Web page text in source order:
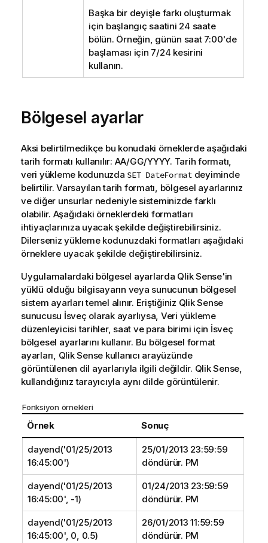
Başka bir deyişle farkı oluşturmak
için başlangıç saatini 24 saate
bölün. Örneğin, günün saat 7:00'de
başlaması için 7/24 kesirini
kullanın.
Bölgesel ayarlar
Aksi belirtilmedikçe bu konudaki örneklerde aşağıdaki
tarih formatı kullanılır: AA/GG/YYYY. Tarih formatı,
veri yükleme kodunuzda SET DateFormatdeyiminde
belirtilir. Varsayılan tarih formatı, bölgesel ayarlarınız
ve diğer unsurlar nedeniyle sisteminizde farklı
olabilir. Aşağıdaki örneklerdeki formatları
ihtiyaçlarınıza uyacak şekilde değiştirebilirsiniz.
Dilerseniz yükleme kodunuzdaki formatları aşağıdaki
örneklere uyacak şekilde değiştirebilirsiniz.
Uygulamalardaki bölgesel ayarlarda Qlik Sense'in
yüklü olduğu bilgisayarın veya sunucunun bölgesel
sistem ayarları temel alınır. Eriştiğiniz Qlik Sense
sunucusu İsveç olarak ayarlıysa, Veri yükleme
düzenleyicisi tarihler, saat ve para birimi için İsveç
bölgesel ayarlarını kullanır. Bu bölgesel format
ayarları, Qlik Sense kullanıcı arayüzünde
görüntülenen dil ayarlarıyla ilgili değildir. Qlik Sense,
kullandığınız tarayıcıyla aynı dilde görüntülenir.
Fonksiyon örnekleri
Örnek Sonuç
dayend('01/25/2013
16:45:00')
25/01/2013 23:59:59
döndürür. PM
dayend('01/25/2013
16:45:00', -1)
01/24/2013 23:59:59
döndürür. PM
dayend('01/25/2013
16:45:00', 0, 0.5)
26/01/2013 11:59:59
döndürür. PM